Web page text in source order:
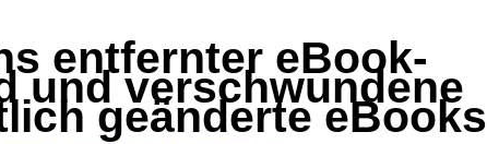
entfernter eBook-
und verschwundene
geänderte eBooks